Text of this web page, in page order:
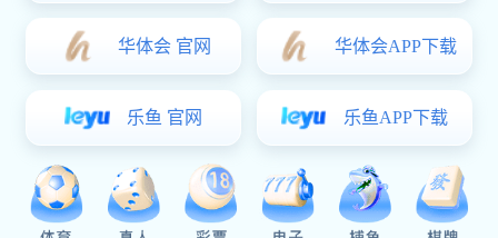
水表
碳钢卡压管材管件